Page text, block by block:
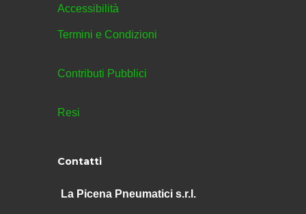
Accessibilità
Termini e Condizioni
Contributi Pubblici
Resi
Contatti
La Picena Pneumatici s.r.l.